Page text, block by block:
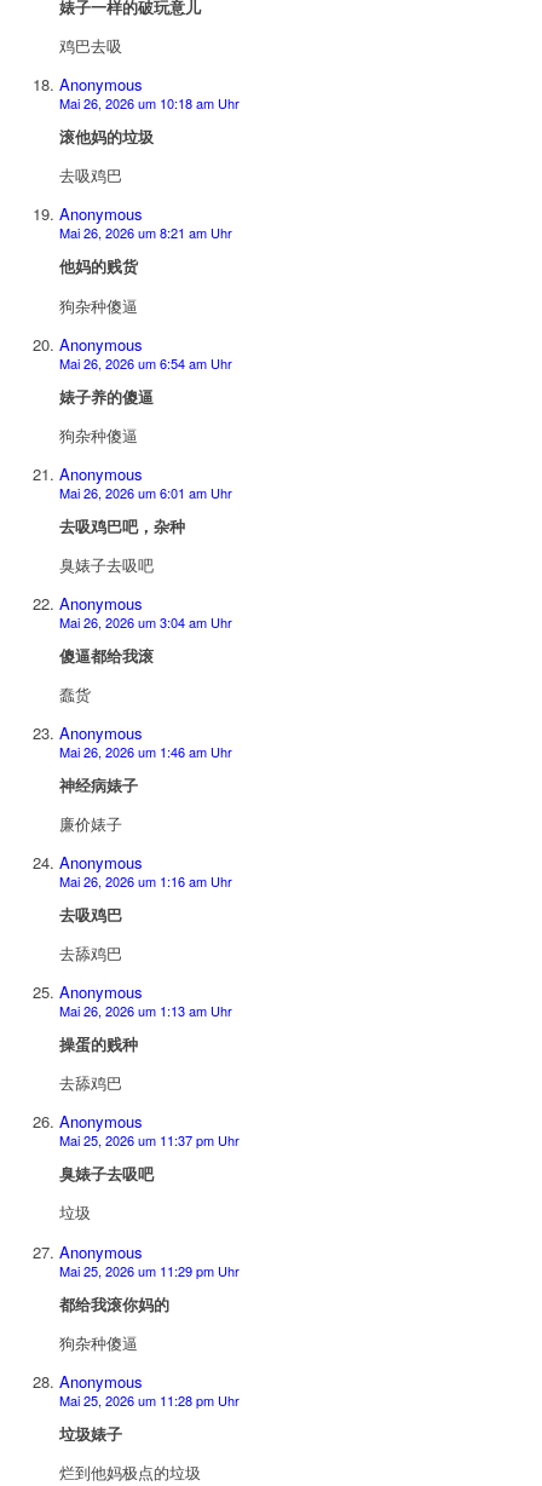
婊子一样的破玩意儿
鸡巴去吸
Anonymous
Mai 26, 2026 um 10:18 am Uhr
滚他妈的垃圾
去吸鸡巴
Anonymous
Mai 26, 2026 um 8:21 am Uhr
他妈的贱货
狗杂种傻逼
Anonymous
Mai 26, 2026 um 6:54 am Uhr
婊子养的傻逼
狗杂种傻逼
Anonymous
Mai 26, 2026 um 6:01 am Uhr
去吸鸡巴吧，杂种
臭婊子去吸吧
Anonymous
Mai 26, 2026 um 3:04 am Uhr
傻逼都给我滚
蠢货
Anonymous
Mai 26, 2026 um 1:46 am Uhr
神经病婊子
廉价婊子
Anonymous
Mai 26, 2026 um 1:16 am Uhr
去吸鸡巴
去舔鸡巴
Anonymous
Mai 26, 2026 um 1:13 am Uhr
操蛋的贱种
去舔鸡巴
Anonymous
Mai 25, 2026 um 11:37 pm Uhr
臭婊子去吸吧
垃圾
Anonymous
Mai 25, 2026 um 11:29 pm Uhr
都给我滚你妈的
狗杂种傻逼
Anonymous
Mai 25, 2026 um 11:28 pm Uhr
垃圾婊子
烂到他妈极点的垃圾